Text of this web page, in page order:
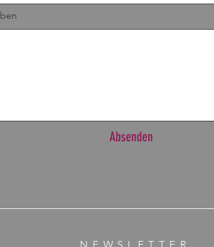
Absenden
NEWSLETTER